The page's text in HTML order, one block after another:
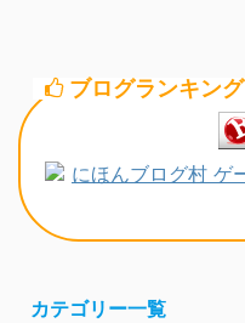
ブログランキング
カテゴリー一覧